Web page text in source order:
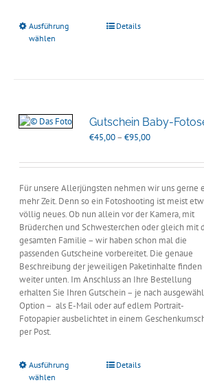
Ausführung
wählen
Details
Gutschein Baby-
€45,00–€95,00Preisspanne:
bis
Für unsere Allerjüngsten nehmen wir uns gerne
mehr Zeit. Denn so ein Fotoshooting ist meist
völlig neues. Ob nun allein vor der Kamera, mit
Brüderchen und Schwesterchen oder gleich mit
gesamten Familie – wir haben schon mal die
passenden Gutscheine vorbereitet. Die genaue
Beschreibung der jeweiligen Paketinhalte finden
weiter unten. Im Anschluss an Ihre Bestellung
erhalten Sie Ihren Gutschein – je nach
Option – als E-Mail oder auf edlem Portrait-
Fotopapier ausbelichtet in einem
per Post.
Ausführung
wählen
Details